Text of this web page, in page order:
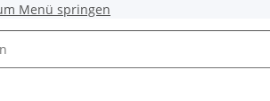
Menü springen